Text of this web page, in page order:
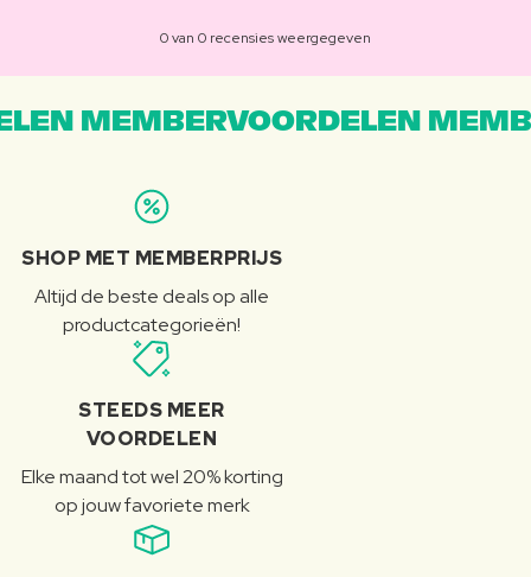
0 van 0 recensies weergegeven
MEMBERVOORDELEN
SHOP MET MEMBERPRIJS
Altijd de beste deals op alle
productcategorieën!
STEEDS MEER
VOORDELEN
Elke maand tot wel 20% korting
op jouw favoriete merk